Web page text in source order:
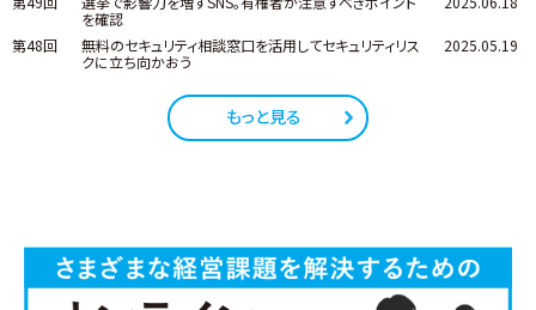
を確認
第48回
無料のセキュリティ相談窓口を活用してセキュリティリス
クに立ち向かおう
2025.05.19
もっと見る